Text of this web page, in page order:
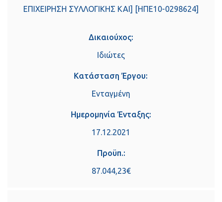
ΕΠΙΧΕΙΡΗΣΗ ΣΥΛΛΟΓΙΚΗΣ ΚΑΙ] [ΗΠΕ10-0298624]
Δικαιούχος:
Ιδιώτες
Κατάσταση Έργου:
Ενταγμένη
Ημερομηνία Ένταξης:
17.12.2021
Προϋπ.:
87.044,23€